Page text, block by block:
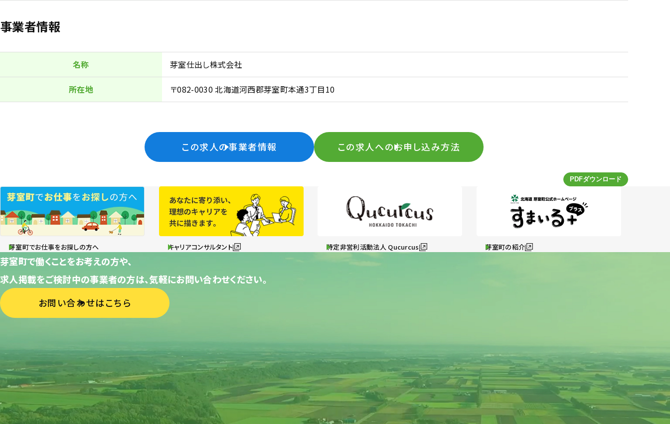
事業者情報
名称 芽室仕出し株式会社
所在地 〒082-0030 北海道河西郡芽室町本通3丁目10
この求人の事業者情報 この求人へのお申し込み方法
芽室町でお仕事をお探しの方へ キャリアコンサルタント 特定非営利活動法人 Qucurcus 芽室町の紹介
芽室町で働くことをお考えの方や、
求人掲載をご検討中の事業者の方は、気軽にお問い合わせください。
お問い合わせはこちら